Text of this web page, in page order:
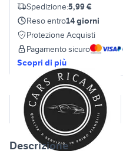
Spedizione:5,99 €
Reso entro14 giorni
Protezione Acquisti
Pagamento sicuro
Scopri di più
Descrizione